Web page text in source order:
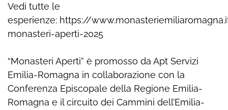
Vedi tutte le
esperienze: https://
monasteri-aperti-2025
“Monasteri Aperti” è promosso da Apt Servizi
Emilia-Romagna in collaborazione con la
Conferenza Episcopale della Regione Emilia-
Romagna e il circuito dei Cammini dell’Emilia-